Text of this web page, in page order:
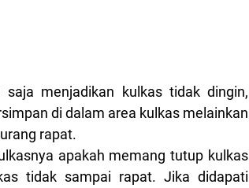
menjadikan kulkas tidak dingin,
di dalam area kulkas melainkan
rapat.
apakah memang tutup kulkas
tidak sampai rapat. Jika didapati